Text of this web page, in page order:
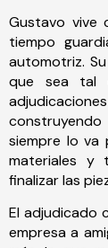
Gustavo vive
tiempo
automotriz.
que sea tal
siempre lo va
materiales y
finalizar las
El adjudicado
empresa a